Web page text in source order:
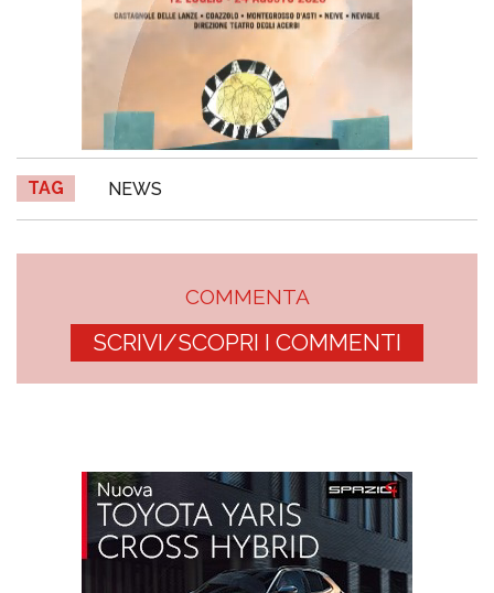
TAG NEWS
COMMENTA
SCRIVI/SCOPRI I COMMENTI